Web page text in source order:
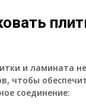
и ламината
чтобы
соединение: